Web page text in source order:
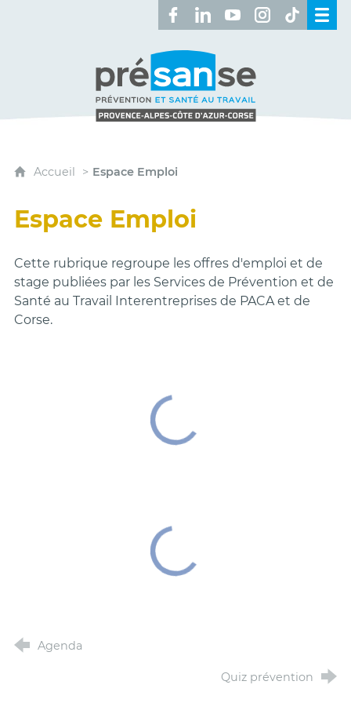
Retrouvez-nous sur Facebook
Retrouvez-nous sur
Retrouvez-nous sur
Retrouvez-
Accueil Espace Emploi
Espace Emploi
Cette rubrique regroupe les offres d'emploi et de
stage publiées par les Services de Prévention et de
Santé au Travail Interentreprises de PACA et de
Corse.
Agenda
Quiz prévention